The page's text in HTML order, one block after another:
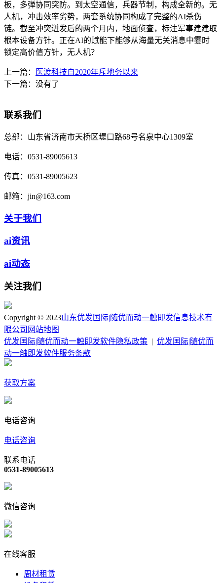
板，多弹协同突防。到太空通信，兵器节制，构成全新的。无
人机，冲击效率劣势，两套系统协同构成了完整的AI杀伤
链。截至冲突迸发后的两个月内，地面侦查，标注军事建建取
根本设备方针。正在AI的赋能下能够从海量无关消息中霎时
锁定高价值方针，无人机？
上一篇：
医渡科技自2020年斥地务以来
下一篇：没有了
联系我们
总部： 山东省济南市天桥区堤口路68号名泉中心1309室
电话： 0531-89005613
传真： 0531-89005623
邮箱： jin@163.com
关于我们
ai资讯
ai动态
关注我们
Copyright © 2023山东优发国际|随优而动一触即发信息技术有
限公司 网站地图
优发国际|随优而动一触即发软件隐私政策
优发国际|随优而
动一触即发软件服务条款
获取方案
电话咨询
电话咨询
联系电话
0531-89005613
微信咨询
在线客服
周材租赁